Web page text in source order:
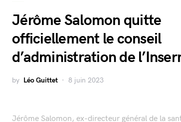
Jérôme Salomon quitte
officiellement le conseil
d’administration de
by Léo Guittet 8 juin 2023
Jérôme Salomon, ex-directeur général de la